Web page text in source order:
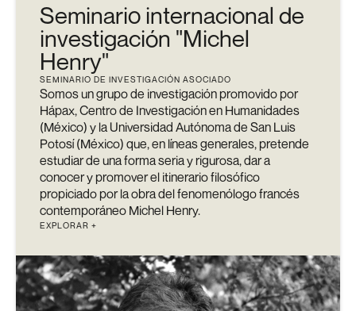
Seminario internacional de
investigación "Michel
Henry"
SEMINARIO DE INVESTIGACIÓN ASOCIADO
Somos un grupo de investigación promovido por
Hápax, Centro de Investigación en Humanidades
(México) y la Universidad Autónoma de San Luis
Potosí (México) que, en líneas generales, pretende
estudiar de una forma seria y rigurosa, dar a
conocer y promover el itinerario filosófico
propiciado por la obra del fenomenólogo francés
contemporáneo Michel Henry.
EXPLORAR +